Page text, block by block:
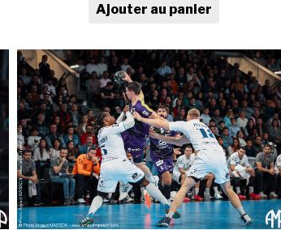
quantité de Photo de sport au
Ajouter au panier